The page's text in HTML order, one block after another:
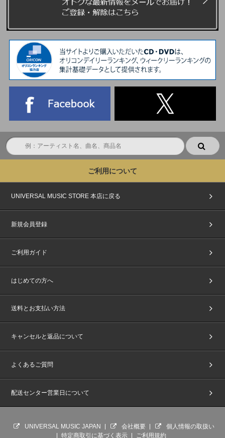
ご利用について
UNIVERSAL MUSIC STORE 本店に戻る
新規会員登録
ご利用ガイド
はじめての方へ
送料とお支払い方法
キャンセルと返品について
よくあるご質問
配送センター営業日について
UNIVERSAL MUSIC JAPAN 会社概要
個人情報の取扱い
特定商取引に基づく表示
ご利用規約